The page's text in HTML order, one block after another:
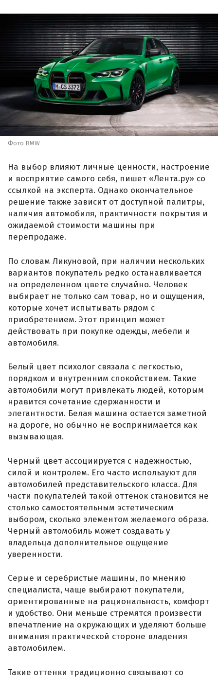
Фото BMW
На выбор влияют личные ценности, настроение
и восприятие самого себя, пишет «Лента.ру» со
ссылкой на эксперта. Однако окончательное
решение также зависит от доступной палитры,
наличия автомобиля, практичности покрытия и
ожидаемой стоимости машины при
перепродаже.
По словам Ликуновой, при наличии нескольких
вариантов покупатель редко останавливается
на определенном цвете случайно. Человек
выбирает не только сам товар, но и ощущения,
которые хочет испытывать рядом с
приобретением. Этот принцип может
действовать при покупке одежды, мебели и
автомобиля.
Белый цвет психолог связала с легкостью,
порядком и внутренним спокойствием. Такие
автомобили могут привлекать людей, которым
нравится сочетание сдержанности и
элегантности. Белая машина остается заметной
на дороге, но обычно не воспринимается как
вызывающая.
Черный цвет ассоциируется с надежностью,
силой и контролем. Его часто используют для
автомобилей представительского класса. Для
части покупателей такой оттенок становится не
столько самостоятельным эстетическим
выбором, сколько элементом желаемого образа.
Черный автомобиль может создавать у
владельца дополнительное ощущение
уверенности.
Серые и серебристые машины, по мнению
специалиста, чаще выбирают покупатели,
ориентированные на рациональность, комфорт
и удобство. Они меньше стремятся произвести
впечатление на окружающих и уделяют больше
внимания практической стороне владения
автомобилем.
Такие оттенки традиционно связывают со